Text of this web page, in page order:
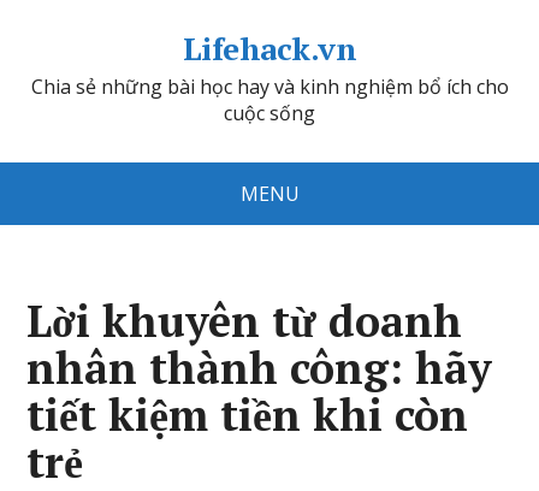
Lifehack.vn
Chia sẻ những bài học hay và kinh nghiệm bổ ích cho
cuộc sống
MENU
Lời khuyên từ doanh
nhân thành công: hãy
tiết kiệm tiền khi còn
trẻ